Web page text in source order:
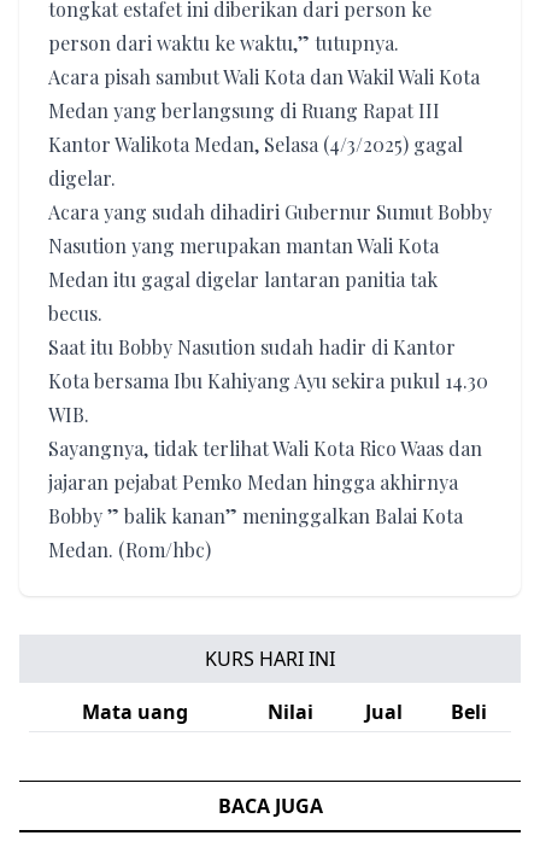
tongkat estafet ini diberikan dari person ke
person dari waktu ke waktu,” tutupnya.
Acara pisah sambut Wali Kota dan Wakil Wali Kota
Medan yang berlangsung di Ruang Rapat III
Kantor Walikota Medan, Selasa (4/3/2025) gagal
digelar.
Acara yang sudah dihadiri Gubernur Sumut Bobby
Nasution yang merupakan mantan Wali Kota
Medan itu gagal digelar lantaran panitia tak
becus.
Saat itu Bobby Nasution sudah hadir di Kantor
Kota bersama Ibu Kahiyang Ayu sekira pukul 14.30
WIB.
Sayangnya, tidak terlihat Wali Kota Rico Waas dan
jajaran pejabat Pemko Medan hingga akhirnya
Bobby ” balik kanan” meninggalkan Balai Kota
Medan. (Rom/hbc)
KURS HARI INI
Mata uang
Nilai Jual Beli
BACA JUGA